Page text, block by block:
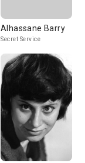
Alhassane Barry
Secret Service